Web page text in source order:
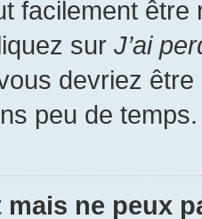
facilement
sur J’ai
devriez
peu de temps.
ne peux